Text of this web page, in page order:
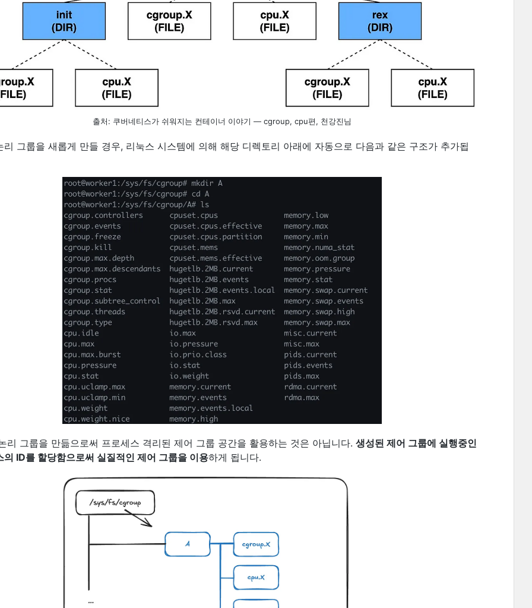
출처: 쿠버네티스가 쉬워지는 컨테이너 이야기 — cgroup, cpu편, 천강진님
리 그룹을 새롭게 만들 경우, 리눅스 시스템에 의해 해당 디렉토리 아래에 자동으로 다음과 같은 구조가 추가됩
리 그룹을 만듦으로써 프로세스 격리된 제어 그룹 공간을 활용하는 것은 아닙니다. 생성된 제어 그룹에 실행중인
의 ID를 할당함으로써 실질적인 제어 그룹을 이용하게 됩니다.